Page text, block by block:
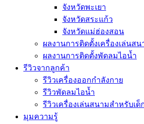
จังหวัดพะเยา
จังหวัดสระแก้ว
จังหวัดแม่ฮ่องสอน
ผลงานการติดตั้งเครื่องเล่นส
ผลงานการติดตั้งพัดลมไอน้ำ
รีวิวจากลูกค้า
รีวิวเครื่องออกกำลังกาย
รีวิวพัดลมไอน้ำ
รีวิวเครื่องเล่นสนามสำหรับเด็
มุมความรู้